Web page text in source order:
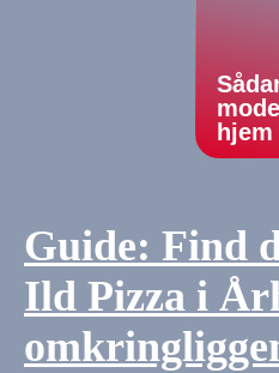
hjem
Guide: Find
Ild Pizza i